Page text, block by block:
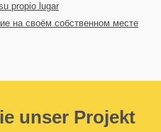
propio lugar
на своём собственном месте
unser Projekt